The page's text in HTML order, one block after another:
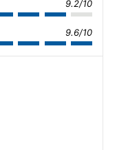
9.2/10
9.6/10